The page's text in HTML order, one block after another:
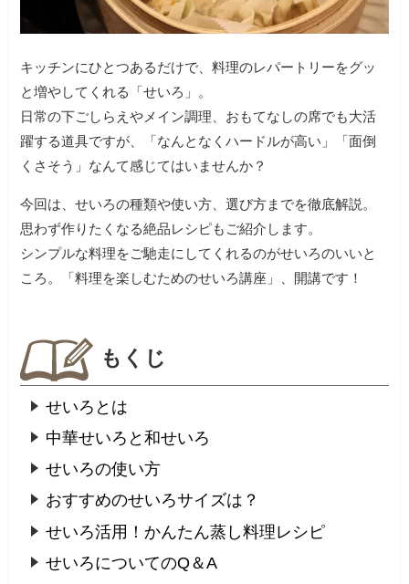
キッチンにひとつあるだけで、料理のレパートリーをグッ
と増やしてくれる「せいろ」。
日常の下ごしらえやメイン調理、おもてなしの席でも大活
躍する道具ですが、「なんとなくハードルが高い」「面倒
くさそう」なんて感じてはいませんか？
今回は、せいろの種類や使い方、選び方までを徹底解説。
思わず作りたくなる絶品レシピもご紹介します。
シンプルな料理をご馳走にしてくれるのがせいろのいいと
ころ。「料理を楽しむためのせいろ講座」、開講です！
もくじ
せいろとは
中華せいろと和せいろ
せいろの使い方
おすすめのせいろサイズは？
せいろ活用！かんたん蒸し料理レシピ
せいろについてのQ＆A